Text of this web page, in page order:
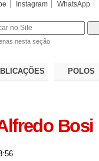
Instagram WhatsApp
nesta seção
POLOS
Bosi